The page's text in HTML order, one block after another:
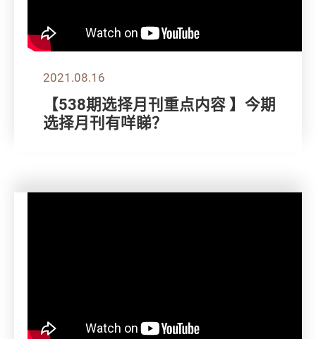
2021.08.16
【538期选择月刊重点内容 】今期
选择月刊有咩睇？